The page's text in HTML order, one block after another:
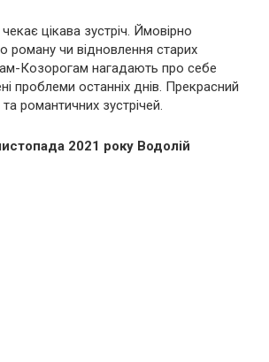
цікава зустріч. Ймовірно
роману чи відновлення старих
Козорогам нагадають про себе
проблеми останніх днів. Прекрасний
романтичних зустрічей.
2021 року Водолій